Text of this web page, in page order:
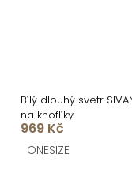
Bílý dlouhý svetr
na knoflíky
969 Kč
ONESIZE